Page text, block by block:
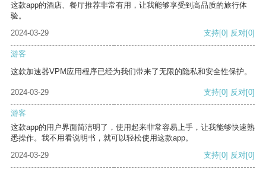
这款app的酒店、餐厅推荐非常有用，让我能够享受到高品质的旅行体
验。
2024-03-29
支持[0] 反对[0]
游客
这款加速器VPM应用程序已经为我们带来了无限的隐私和安全性保护。
2024-03-29 支持[0] 反对[0]
游客
这款app的用户界面简洁明了，使用起来非常容易上手，让我能够快速熟
悉操作。我不用看说明书，就可以轻松使用这款app。
2024-03-29
支持[0] 反对[0]